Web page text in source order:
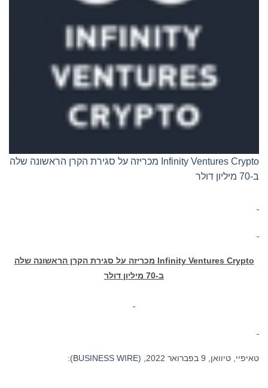
Infinity Ventures Crypto מכריזה על סגירת הקרן הראשונה שלה
ב-70 מיליון דולר
Infinity Ventures Crypto מכריזה על סגירת הקרן הראשונה שלה
ב-70 מיליון דולר
טאיפיי, טיוואן, 9 בפברואר 2022, ( BUSINESS WIRE
):